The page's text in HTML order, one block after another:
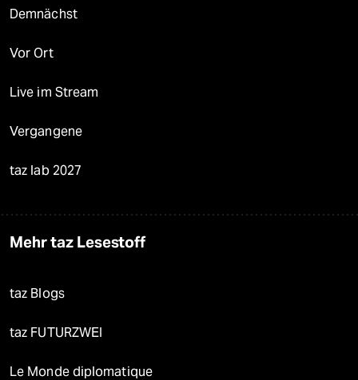
Demnächst
Vor Ort
Live im Stream
Vergangene
taz lab 2027
Mehr taz Lesestoff
taz Blogs
taz FUTURZWEI
Le Monde diplomatique